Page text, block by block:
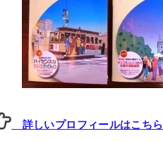
詳しいプロフィールはこちら